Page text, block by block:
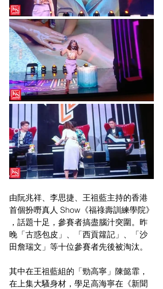
由阮兆祥、李思捷、王祖藍主持的香港
首個扮嘢真人 Show《福祿壽訓練學院》
，話題十足，參賽者搞盡腦汁突圍。昨
晚「古惑包皮」、「西貢籮記」、「沙
田詹瑞文」等十位參賽者先後被淘汰。
其中在王祖藍組的「勁高寧」陳懿霏，
在上集大騷身材，學足高海寧在《新聞